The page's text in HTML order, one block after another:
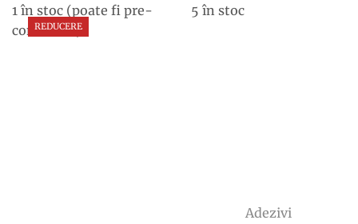
REDUCERE
1 în stoc (poate fi pre-
comandat)
5 în stoc
Adezivi